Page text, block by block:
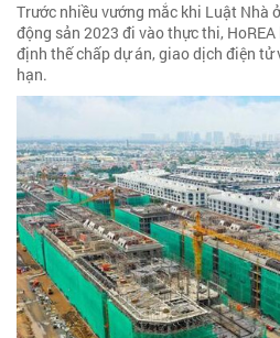
Trước nhiều vướng mắc khi Luật Nhà
động sản 2023 đi vào thực thi,
định thế chấp dự án, giao dịch điện tử
hạn.